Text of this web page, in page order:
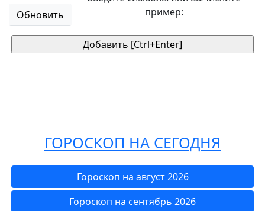
Обновить
пример:
ГОРОСКОП НА СЕГОДНЯ
Гороскоп на август 2026
Гороскоп на сентябрь 2026